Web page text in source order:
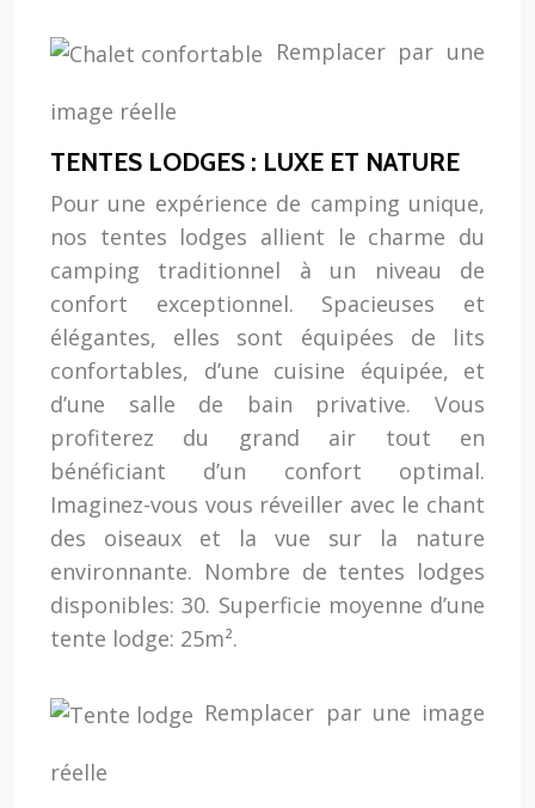
Remplacer par une
image réelle
TENTES LODGES : LUXE ET NATURE
Pour une expérience de camping unique,
nos tentes lodges allient le charme du
camping traditionnel à un niveau de
confort exceptionnel. Spacieuses et
élégantes, elles sont équipées de lits
confortables, d’une cuisine équipée, et
d’une salle de bain privative. Vous
profiterez du grand air tout en
bénéficiant d’un confort optimal.
Imaginez-vous vous réveiller avec le chant
des oiseaux et la vue sur la nature
environnante. Nombre de tentes lodges
disponibles: 30. Superficie moyenne d’une
tente lodge: 25m².
Remplacer par une image
réelle